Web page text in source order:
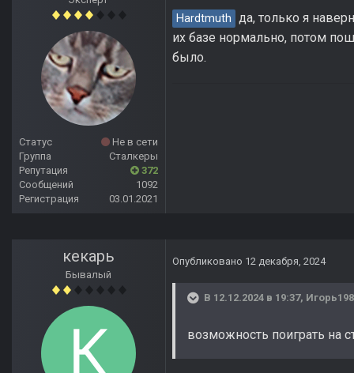
Статус
Не в сети
Группа
Сталкеры
Репутация
372
Сообщений
1092
Регистрация
03.01.2021
Hardtmuth да, только я
их базе нормально, потом
было.
кекарь
Бывалый
Опубликовано 12 декабря, 2024
В 12.12.2024 в 19:37,
возможность поиграть на